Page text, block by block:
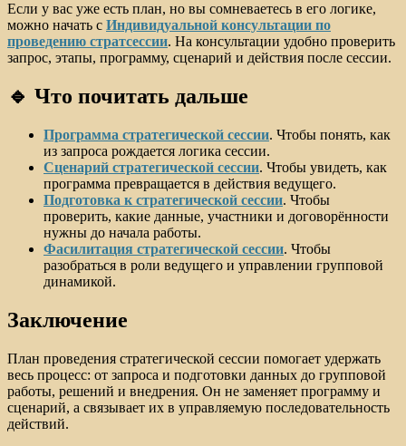
Если у вас уже есть план, но вы сомневаетесь в его логике,
можно начать с Индивидуальной консультации по
проведению стратсессии. На консультации удобно проверить
запрос, этапы, программу, сценарий и действия после сессии.
🔹 Что почитать дальше
Программа стратегической сессии. Чтобы понять, как
из запроса рождается логика сессии.
Сценарий стратегической сессии. Чтобы увидеть, как
программа превращается в действия ведущего.
Подготовка к стратегической сессии. Чтобы
проверить, какие данные, участники и договорённости
нужны до начала работы.
Фасилитация стратегической сессии. Чтобы
разобраться в роли ведущего и управлении групповой
динамикой.
Заключение
План проведения стратегической сессии помогает удержать
весь процесс: от запроса и подготовки данных до групповой
работы, решений и внедрения. Он не заменяет программу и
сценарий, а связывает их в управляемую последовательность
действий.